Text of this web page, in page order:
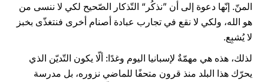
المنّ. إنّها دعوة إلى أن ”نذكُر“ التّذكار الصّحيح لكي لا ننسى من
هو الله، ولكي لا نقع في تجارب عبادة أصنام أخرى فنتغذّى بخبز
لا يُشبِع.
لذلك، هذه هي مهمّةٌ لإسبانيا اليوم وغدًا: ألّا يكون التّديّن الذي
يحرّك هذا البلد منذ قرون متحفًا للماضي نزوره، بل مدرسة